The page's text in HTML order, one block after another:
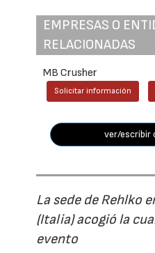
EMPRESAS O
RELACIONADAS
MB Crusher
Solicitar información
ver/escribir
La sede de Rehlko
(Italia) acogió la
evento